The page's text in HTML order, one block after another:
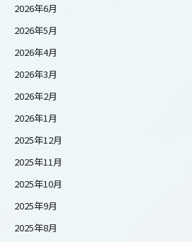
2026年6月
2026年5月
2026年4月
2026年3月
2026年2月
2026年1月
2025年12月
2025年11月
2025年10月
2025年9月
2025年8月